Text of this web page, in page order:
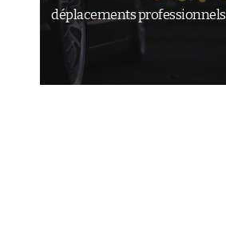
déplacements professionnels